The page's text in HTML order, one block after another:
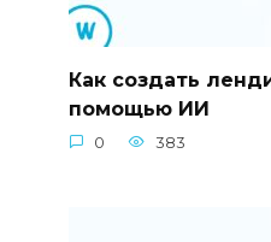
Как создать
помощью ИИ
0 383